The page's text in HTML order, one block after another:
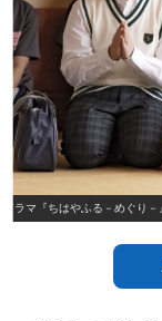
ドラマ『ちはやふる－めぐり